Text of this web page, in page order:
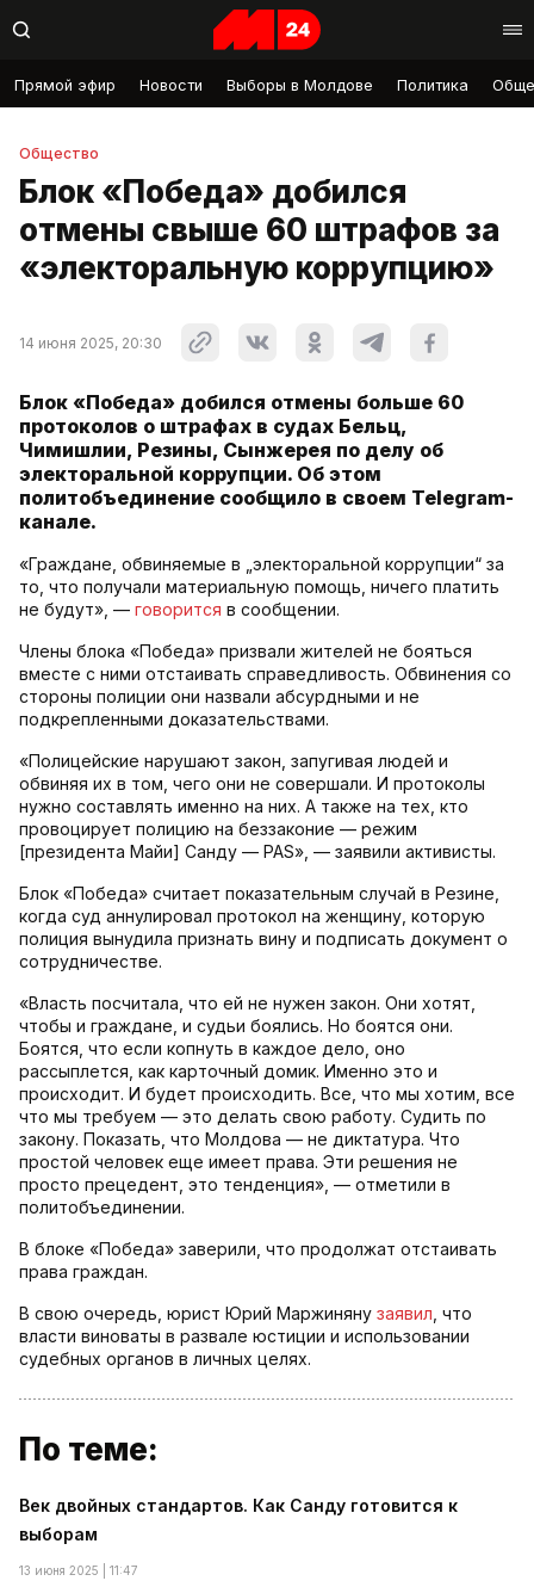
Прямой эфир Новости Выборы в Молдове Политика
Общество
Блок «Победа» добился
отмены свыше 60 штрафов за
«электоральную коррупцию»
14 июня 2025, 20:30
Блок «Победа» добился отмены больше 60
протоколов о штрафах в судах Бельц,
Чимишлии, Резины, Сынжерея по делу об
электоральной коррупции. Об этом
политобъединение сообщило в своем Telegram-
канале.
«Граждане, обвиняемые в „электоральной коррупции“ за
то, что получали материальную помощь, ничего платить
не будут», — говорится в сообщении.
Члены блока «Победа» призвали жителей не бояться
вместе с ними отстаивать справедливость. Обвинения со
стороны полиции они назвали абсурдными и не
подкрепленными доказательствами.
«Полицейские нарушают закон, запугивая людей и
обвиняя их в том, чего они не совершали. И протоколы
нужно составлять именно на них. А также на тех, кто
провоцирует полицию на беззаконие — режим
[президента Майи] Санду — PAS», — заявили активисты.
Блок «Победа» считает показательным случай в Резине,
когда суд аннулировал протокол на женщину, которую
полиция вынудила признать вину и подписать документ о
сотрудничестве.
«Власть посчитала, что ей не нужен закон. Они хотят,
чтобы и граждане, и судьи боялись. Но боятся они.
Боятся, что если копнуть в каждое дело, оно
рассыплется, как карточный домик. Именно это и
происходит. И будет происходить. Все, что мы хотим, все
что мы требуем — это делать свою работу. Судить по
закону. Показать, что Молдова — не диктатура. Что
простой человек еще имеет права. Эти решения не
просто прецедент, это тенденция», — отметили в
политобъединении.
В блоке «Победа» заверили, что продолжат отстаивать
права граждан.
В свою очередь, юрист Юрий Маржиняну заявил , что
власти виноваты в развале юстиции и использовании
судебных органов в личных целях.
По теме:
Век двойных стандартов. Как Санду готовится к
выборам
13 июня 2025 | 11:47